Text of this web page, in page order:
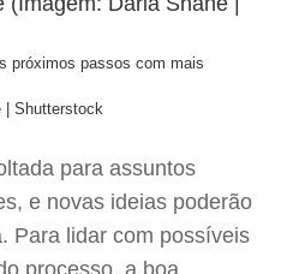
próximos passos com mais
| Shutterstock
para assuntos
e novas ideias poderão
Para lidar com possíveis
processo, a boa